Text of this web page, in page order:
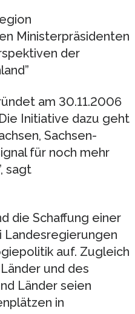
Ministerpräsidenten
der
am 30.11.2006
Initiative dazu geht
Sachsen-
für noch mehr
sagt
die Schaffung einer
auf. Zugleich
und des
Länder seien
in